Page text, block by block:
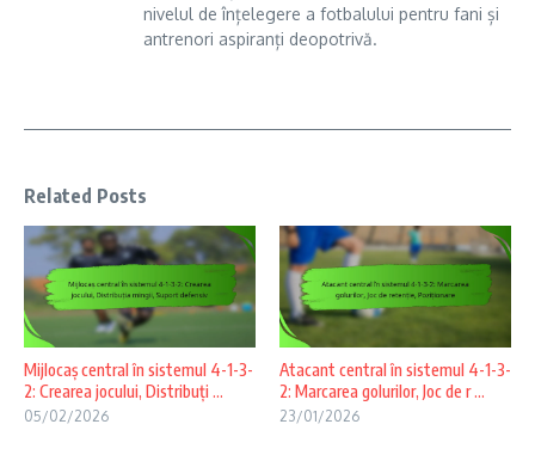
nivelul de înțelegere a fotbalului pentru fani și
antrenori aspiranți deopotrivă.
Related Posts
Mijlocaș central în sistemul 4-1-3-
2: Crearea jocului, Distribuți ...
05/02/2026
Atacant central în sistemul 4-1-3-
2: Marcarea golurilor, Joc de r ...
23/01/2026